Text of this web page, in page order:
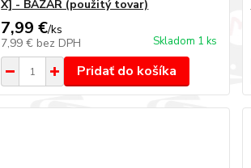
X] - BAZÁR (použitý tovar)
7,99 €/ks
7,99 € bez DPH Skladom 1 ks
Pridať do košíka